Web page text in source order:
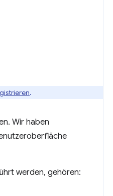
.
Wir haben
werden, gehören: